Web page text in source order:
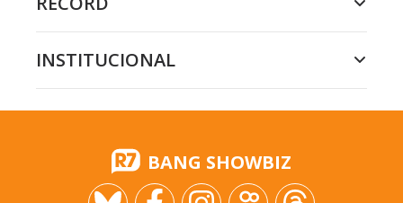
INSTITUCIONAL
BANG SHOWBIZ